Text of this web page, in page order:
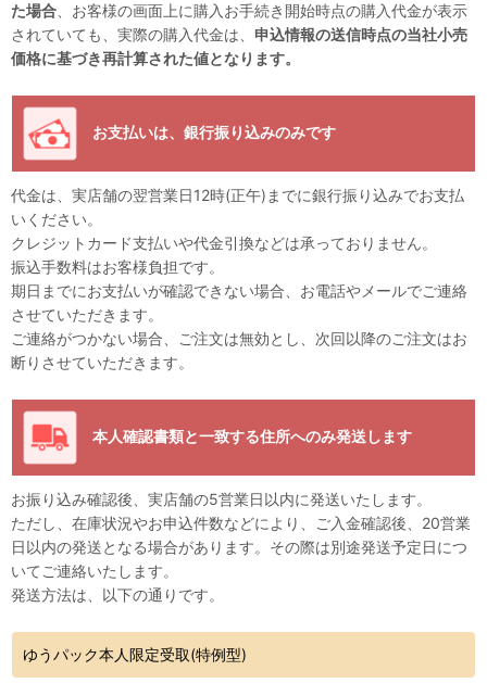
た場合 、お客様の画面上に購入お手続き開始時点の購入代金が表示
されていても、実際の購入代金は、 申込情報の送信時点の当社小売
価格に基づき再計算された値となります。
お支払いは、銀行振り込みのみです
代金は、実店舗の翌営業日12時(正午)までに銀行振り込みでお支払
いください。
クレジットカード支払いや代金引換などは承っておりません。
振込手数料はお客様負担です。
期日までにお支払いが確認できない場合、お電話やメールでご連絡
させていただきます。
ご連絡がつかない場合、ご注文は無効とし、次回以降のご注文はお
断りさせていただきます。
本人確認書類と一致する住所へのみ発送します
お振り込み確認後、実店舗の5営業日以内に発送いたします。
ただし、在庫状況やお申込件数などにより、ご入金確認後、20営業
日以内の発送となる場合があります。その際は別途発送予定日につ
いてご連絡いたします。
発送方法は、以下の通りです。
ゆうパック本人限定受取(特例型)